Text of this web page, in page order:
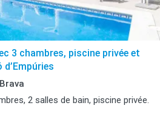
3 chambres, piscine privée et
2 salles de bain, piscine privée.